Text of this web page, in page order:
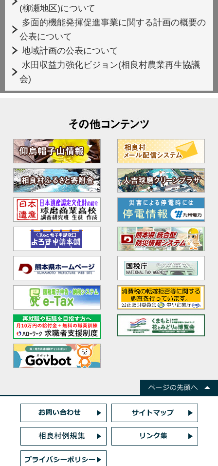
(柳瀬地区)について
多面的機能発揮促進事業に関する計画の概要の
公表について
地域計画の公表について
水田収益力強化ビジョン(相良村農業再生協議
会)